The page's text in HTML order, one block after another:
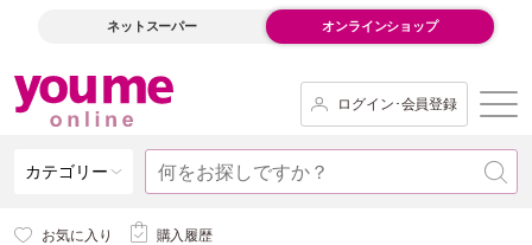
ネットスーパー オンラインショップ
ログイン･会員登録
カテゴリー
お気に入り 購入履歴